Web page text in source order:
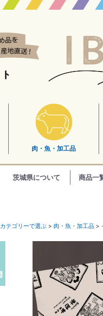
肉・魚・加工品
茨城県について 商品一
カテゴリーで選ぶ 肉・魚・加工品